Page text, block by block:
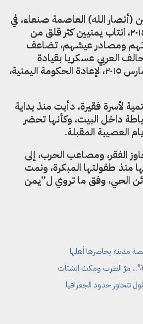
(أنصار الله) العاصمة صنعاء، في
٢١ أيلول /سبتمبر ٢٠١٤، انتاب يمنيين كثر قلق من
ومصادر عيشهم، تضاعف
العربي عسكريا بقيادة
السعودية في آذار/مارس ٢٠١٥، لإعادة الحكومة اليمنية،
لأسرة فقيرة، دأبت منذ بداية
داخل البيت، وكأنها تحضر
العصيبة المقبلة.
الفقر، ومصاعب الحرب، إلى
منذ طفولتها المبكرة، ونمت
الحي، وفق ما تروي ل”يمن
مدينة يحاصرها أهلها
مرّ الطرب ومكث الشتات
تتجاوز حدود الجغرافيا